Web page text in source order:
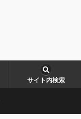
サイト内検索